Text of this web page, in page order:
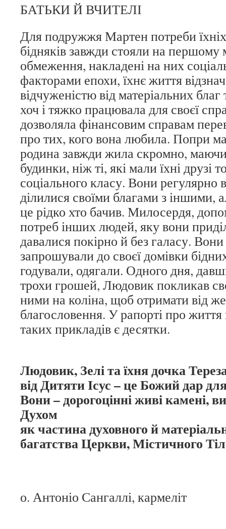
БАТЬКИ Й ВЧИТЕЛІ
Для подружжя Мартен потреби їхніх
бідняків завжди стояли на першому
обмеження, накладені на них
факторами епохи, їхнє життя
відчуженістю від матеріальних
хоч і тяжко працювала для своєї
дозволяла фінансовим справам
про тих, кого вона любила. Попри
родина завжди жила скромно,
будинки, ніж ті, які мали їхні друзі
соціального класу. Вони регулярно
ділилися своїми благами з іншими,
це рідко хто бачив. Милосердя,
потреб інших людей, яку вони
давалися покірно й без галасу.
запрошували до своєї домівки
годували, одягали. Одного дня,
трохи грошей, Людовик покликав
ними на коліна, щоб отримати від
благословення. У рапорті про
таких прикладів є десятки.
Людовик, Зелі та їхня дочка
від Дитяти Ісус – це Божий дар
Вони – дорогоцінні живі камені,
Духом
як частина духовного й
багатства Церкви, Містичного
о. Антоніо Сангаллі, кармеліт